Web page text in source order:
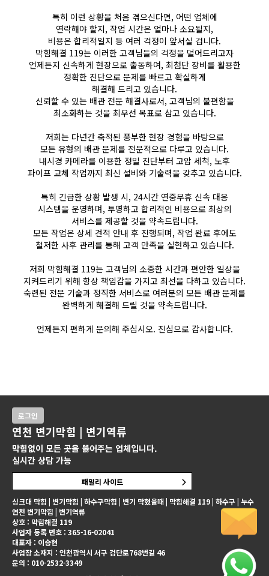
특히 이런 상황을 처음 겪으신다면, 어떤 업체에
연락해야 할지, 작업 시간은 얼마나 소요될지,
비용은 합리적일지 등 여러 걱정이 앞서실 겁니다.
막힘해결 119는 이러한 고객님들의 걱정을 덜어드리고자
언제든지 신속하게 현장으로 출동하여, 최첨단 장비를 활용한
정확한 진단으로 문제를 빠르고 확실하게
해결해 드리고 있습니다.
신뢰할 수 있는 배관 전문 해결사로서, 고객님의 불편함을
최소화하는 것을 최우선 목표로 삼고 있습니다.
저희는 다년간 축적된 풍부한 현장 경험을 바탕으로
모든 유형의 배관 문제를 전문적으로 다루고 있습니다.
내시경 카메라를 이용한 정밀 진단부터 고압 세척, 노후
파이프 교체 작업까지 최신 설비와 기술력을 갖추고 있습니다.
특히 긴급한 상황 발생 시, 24시간 연중무휴 신속 대응
시스템을 운영하며, 투명하고 합리적인 비용으로 최상의
서비스를 제공할 것을 약속드립니다.
모든 작업은 상세 견적 안내 후 진행되며, 작업 완료 후에도
철저한 사후 관리를 통해 고객 만족을 실현하고 있습니다.
저희 막힘해결 119는 고객님의 소중한 시간과 편안한 일상을
지켜드리기 위해 항상 책임감을 가지고 최선을 다하고 있습니다.
숙련된 전문 기술과 정직한 서비스로 여러분의 모든 배관 문제를
완벽하게 해결해 드릴 것을 약속드립니다.
언제든지 편하게 문의해 주십시오. 진심으로 감사합니다.
싱크대 막힘 | 변기막힘 | 하수구막힘 | 변기 막혔을때 | 막힘해결 119 | 하수구 | 누수
연천 변기막힘 | 변기역류
상호 : 막힘해결 119
사업자 등록 번호 : 365-16-02041
대표자 : 이승현
사업장 소재지 : 인천광역시 서구 검단로768번길 46
문의 : 010-2532-3349
로그인
연천 변기막힘 | 변기역류
막힘없이 모든 곳을 뚫어주는 업체입니다.
실시간 상담 가능
패밀리 사이트